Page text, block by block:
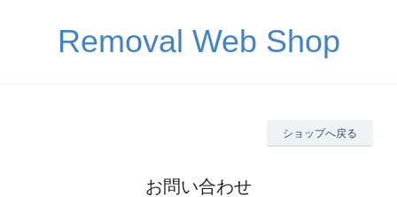
Removal Web Shop
ショップへ戻る
お問い合わせ